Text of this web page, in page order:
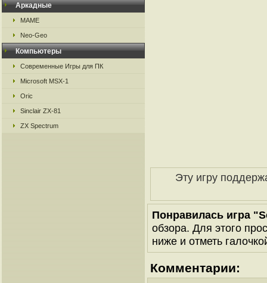
Аркадные
MAME
Neo-Geo
Компьютеры
Современные Игры для ПК
Microsoft MSX-1
Oric
Sinclair ZX-81
ZX Spectrum
Эту игру
Понравилась игра
обзора. Для этого
ниже и отметь
Комментарии: